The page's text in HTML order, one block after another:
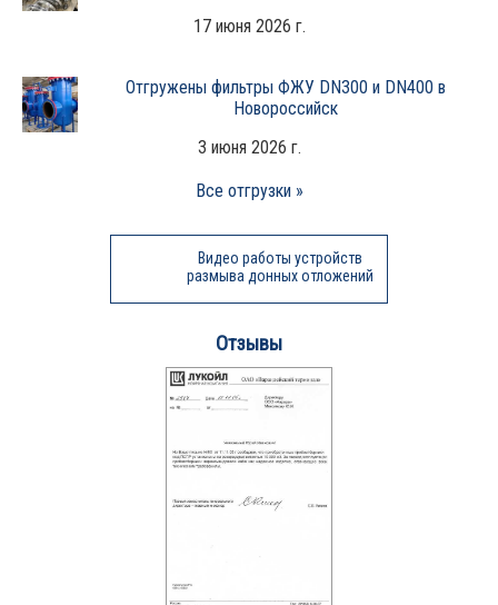
17 июня 2026 г.
Отгружены фильтры ФЖУ DN300 и DN400 в
Новороссийск
3 июня 2026 г.
Все отгрузки »
Видео работы устройств
размыва донных отложений
Отзывы